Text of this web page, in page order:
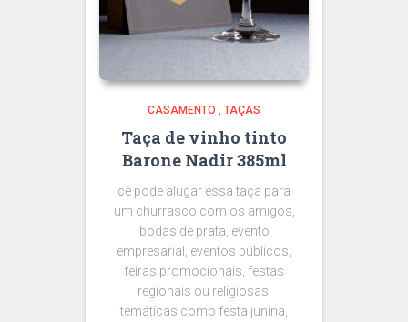
CASAMENTO TAÇAS
Taça de vinho tinto
Barone Nadir 385ml
cê pode alugar essa taça para
um churrasco com os amigos,
bodas de prata, evento
empresarial, eventos públicos,
feiras promocionais, festas
regionais ou religiosas,
temáticas como festa junina,